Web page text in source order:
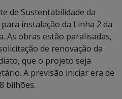
de Sustentabilidade da
instalação da Linha 2 da
As obras estão paralisadas,
de renovação da
que o projeto seja
A previsão iniciar era de
bilhões.